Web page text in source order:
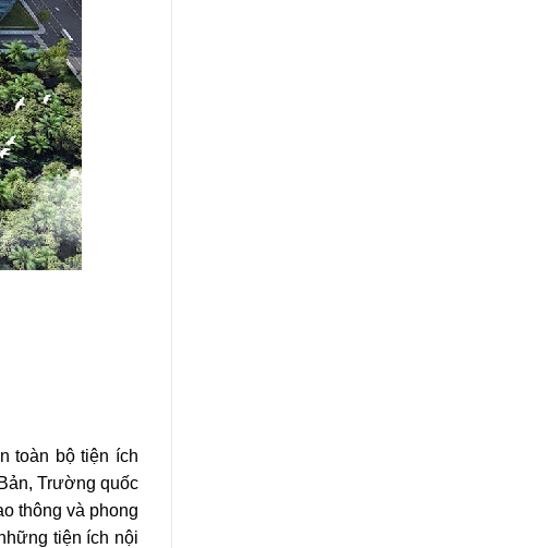
toàn bộ tiện ích
Trường quốc
thông và phong
tiện ích nội